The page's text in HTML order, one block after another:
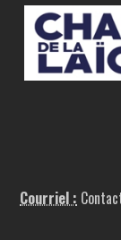
Courriel :